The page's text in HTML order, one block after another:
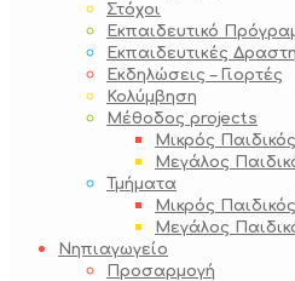
Στόχοι
Εκπαιδευτικό
Εκπαιδευτικές
Εκδηλώσεις – Γιορτές
Κολύμβηση
Μέθοδος projects
Μικρός Παιδικός
Μεγάλος
Τμήματα
Μικρός Παιδικός
Μεγάλος
Νηπιαγωγείο
Προσαρμογή